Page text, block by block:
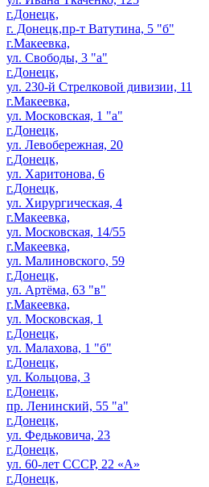
г.Донецк,
г. Донецк,пр-т Ватутина, 5 "б"
г.Макеевка,
ул. Свободы, 3 "а"
г.Донецк,
ул. 230-й Стрелковой дивизии, 11
г.Макеевка,
ул. Московская, 1 "а"
г.Донецк,
ул. Левобережная, 20
г.Донецк,
ул. Харитонова, 6
г.Донецк,
ул. Хирургическая, 4
г.Макеевка,
ул. Московская, 14/55
г.Макеевка,
ул. Малиновского, 59
г.Донецк,
ул. Артёма, 63 "в"
г.Макеевка,
ул. Московская, 1
г.Донецк,
ул. Малахова, 1 "б"
г.Донецк,
ул. Кольцова, 3
г.Донецк,
пр. Ленинский, 55 "а"
г.Донецк,
ул. Федьковича, 23
г.Донецк,
ул. 60-лет СССР, 22 «А»
г.Донецк,